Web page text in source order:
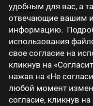
удобным для вас, а
отвечающие вашим
информацию.
использования
свое согласие на
кликнув на
нажав на «Не
любой момент
согласие, кликнув
Русский
English
Eesti
Lietuviškai
О нас